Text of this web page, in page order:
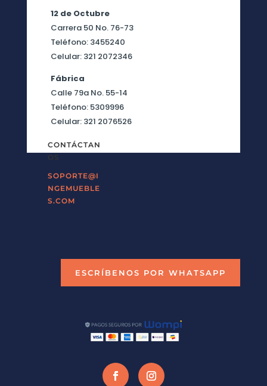
12 de Octubre
Carrera 50 No. 76-73
Teléfono: 3455240
Celular: 321 2072346
Fábrica
Calle 79a No. 55-14
Teléfono: 5309996
Celular: 321 2076526
CONTÁCTAN
OS
SOPORTE@I
NGEMUEBLE
S.COM
ESCRÍBENOS POR WHATSAPP